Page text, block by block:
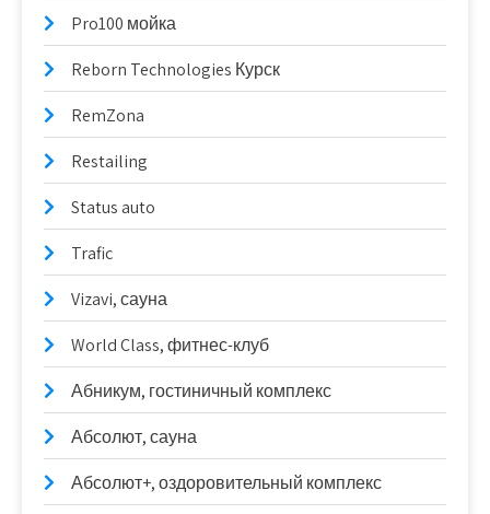
Pro100 мойка
Reborn Technologies Курск
RemZona
Restailing
Status auto
Trafic
Vizavi, сауна
World Class, фитнес-клуб
Абникум, гостиничный комплекс
Абсолют, сауна
Абсолют+, оздоровительный комплекс